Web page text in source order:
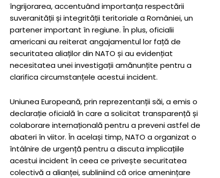
îngrijorarea, accentuând importanța respectării
suveranității și integrității teritoriale a României, un
partener important în regiune. În plus, oficialii
americani au reiterat angajamentul lor față de
securitatea aliaților din NATO și au evidențiat
necesitatea unei investigații amănunțite pentru a
clarifica circumstanțele acestui incident.
Uniunea Europeană, prin reprezentanții săi, a emis o
declarație oficială în care a solicitat transparență și
colaborare internațională pentru a preveni astfel de
abateri în viitor. În același timp, NATO a organizat o
întâlnire de urgență pentru a discuta implicațiile
acestui incident în ceea ce privește securitatea
colectivă a alianței, subliniind că orice amenințare